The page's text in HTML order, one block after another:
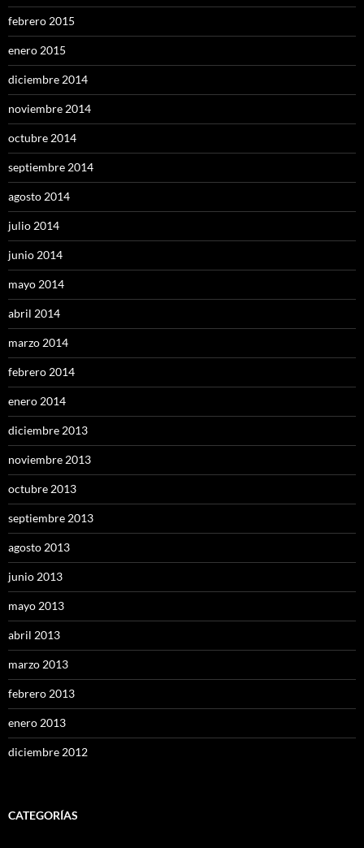
febrero 2015
enero 2015
diciembre 2014
noviembre 2014
octubre 2014
septiembre 2014
agosto 2014
julio 2014
junio 2014
mayo 2014
abril 2014
marzo 2014
febrero 2014
enero 2014
diciembre 2013
noviembre 2013
octubre 2013
septiembre 2013
agosto 2013
junio 2013
mayo 2013
abril 2013
marzo 2013
febrero 2013
enero 2013
diciembre 2012
CATEGORÍAS